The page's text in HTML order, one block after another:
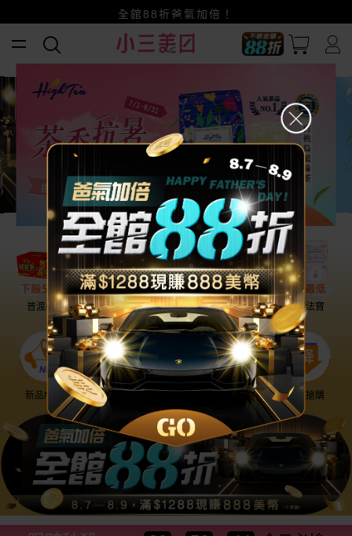
賺美幣~換好禮~立即換GO~
小三美日x全支付~美幣+全點折上折超划算
全館88折爸氣加倍！
普渡必備 話題保養 盛夏提案 雨天法寶
新品NEW 降價搶購